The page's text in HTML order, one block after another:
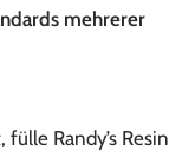
mehrerer
Randy’s Resin